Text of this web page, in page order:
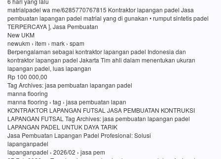
matrialpadel wa me/6285770767815 Kontraktor lapangan padel Jasa
pembuatan lapangan padel matrial yang di gunakan • rumput sintetis padel
TERPERCAYA ], Jasa Pembuatan
New UKM
newukm › item › mark › spam
Berpengalaman sebagai kontraktor lapangan padel Indonesia dan
kontraktor lapangan padel Jakarta Tim ahli dalam menentukan ukuran
lapangan padel, luas lapangan
Rp 100 000,00
Tag Archives: jasa pembuatan lapangan padel
manna flooring
manna flooring › tag › jasa pembuatan lapan
KONTRAKTOR LAPANGAN FUTSAL JASA PEMBUATAN KONTRUKSI
LAPANGAN FUTSAL Tag Archives: jasa pembuatan lapangan padel
LAPANGAN PADEL UNTUK DAYA TARIK
Jasa Pembuatan Lapangan Padel Profesional: Solusi
lapanganpadel
lapanganpadel › 2026/02 › jasa pem